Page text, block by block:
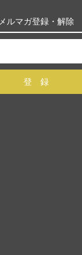
メルマガ登録・解除